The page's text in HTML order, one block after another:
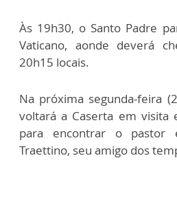
Às 19h30, o Santo Padre
Vaticano, aonde deverá
20h15 locais.
Na próxima segunda-feira
voltará a Caserta em visita
para encontrar o pastor
Traettino, seu amigo dos